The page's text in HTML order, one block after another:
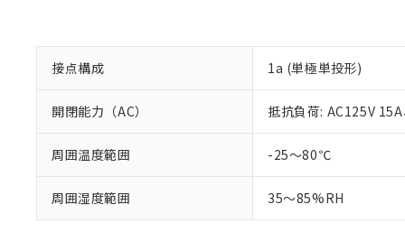
接点構成 1a (単極単投形)
開閉能力（AC） 抵抗負荷: AC125V
周囲温度範囲 -25～80℃
周囲湿度範囲 35～85%RH
ご利用条件
以下の条件をお読
※1 対応状況
対応済み：EU
対応予定：EU
対応予定なし：
調査・確認中：
非該当品：ライセ
仕入先様の事情に
があります。
※1 中国